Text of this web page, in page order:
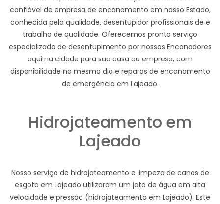
confiável de empresa de encanamento em nosso Estado,
conhecida pela qualidade, desentupidor profissionais de e
trabalho de qualidade. Oferecemos pronto serviço
especializado de desentupimento por nossos Encanadores
aqui na cidade para sua casa ou empresa, com
disponibilidade no mesmo dia e reparos de encanamento
de emergência em Lajeado.
Hidrojateamento em
Lajeado
Nosso serviço de hidrojateamento e limpeza de canos de
esgoto em Lajeado utilizaram um jato de água em alta
velocidade e pressão (hidrojateamento em Lajeado). Este